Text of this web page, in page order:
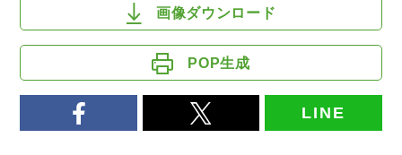
画像ダウンロード
POP生成
LINE